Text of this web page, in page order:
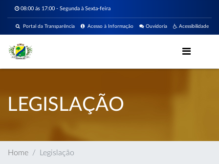
08:00 ás 17:00 - Segunda à Sexta-feira
Acessibilidade
Ouvidoria
Acesso à Informação
Portal da Transparência
LEGISLAÇÃO
Home Legislação